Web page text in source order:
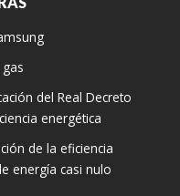
del Real Decreto
energética
de la eficiencia
energía casi nulo